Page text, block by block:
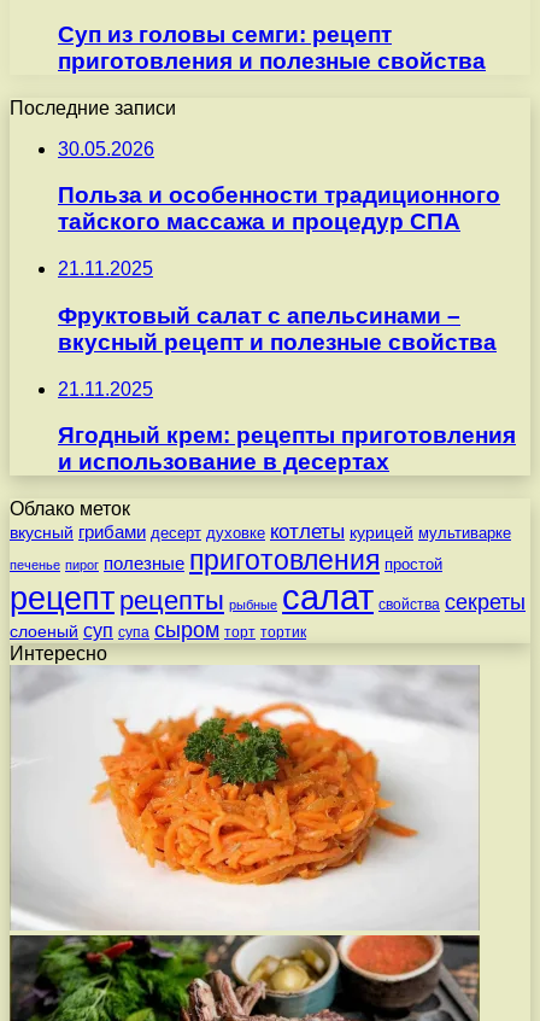
Суп из головы семги: рецепт
приготовления и полезные свойства
Последние записи
30.05.2026
Польза и особенности традиционного
тайского массажа и процедур СПА
21.11.2025
Фруктовый салат с апельсинами –
вкусный рецепт и полезные свойства
21.11.2025
Ягодный крем: рецепты приготовления
и использование в десертах
Облако меток
вкусный грибами десерт духовке котлеты курицей мультиварке
печенье пирог полезные приготовления простой
рецепт рецепты рыбные салат свойства секреты
слоеный суп супа сыром торт тортик
Интересно